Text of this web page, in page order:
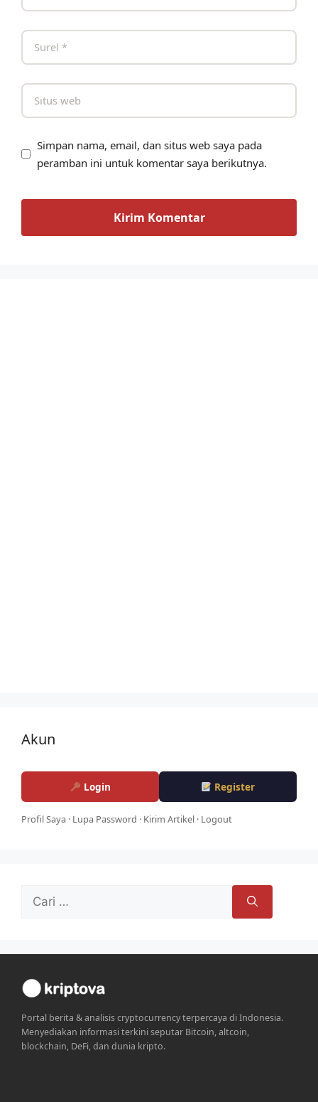
Simpan nama, email, dan situs web saya pada
peramban ini untuk komentar saya berikutnya.
Akun
Login Register
Profil Saya · Lupa Password · Kirim Artikel · Logout
Cari
Portal berita & analisis cryptocurrency terpercaya di Indonesia.
Menyediakan informasi terkini seputar Bitcoin, altcoin,
blockchain, DeFi, dan dunia kripto.